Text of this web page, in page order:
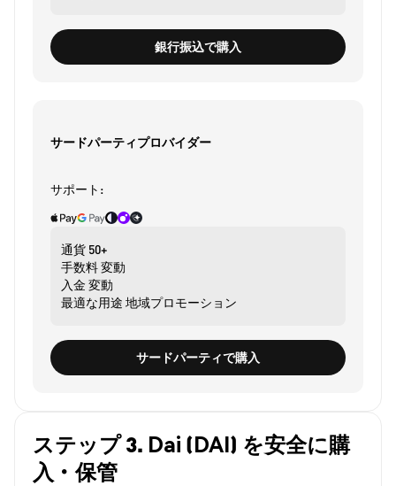
銀行振込で購入
サードパーティプロバイダー
サポート:
通貨 50+
手数料変動
入金 変動
最適な用途 地域プロモーション
サードパーティで購入
ステップ 3. Dai (DAI) を安全に購
入・保管